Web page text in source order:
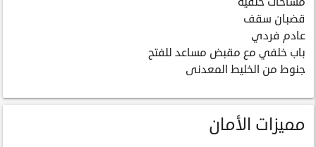
قضبان سقف
عادم فردي
باب خلفي مع مقبض مساعد للفتح
جنوط من الخليط المعدنى
مميزات الأمان